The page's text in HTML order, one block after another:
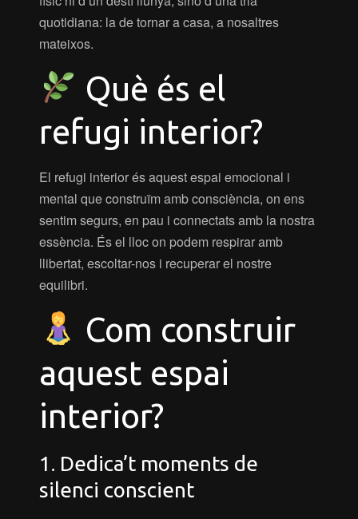
quotidiana: la de tornar a casa, a nosaltres
mateixos.
Què és el
refugi interior?
El refugi interior és aquest espai emocional i
mental que construïm amb consciència, on ens
sentim segurs, en pau i connectats amb la nostra
essència. És el lloc on podem respirar amb
llibertat, escoltar-nos i recuperar el nostre
equilibri.
Com construir
aquest espai
interior?
1. Dedica’t moments de
silenci conscient